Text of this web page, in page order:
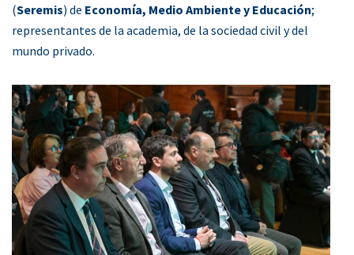
(Seremis) de Economía, Medio Ambiente y Educación;
representantes de la academia, de la sociedad civil y del
mundo privado.